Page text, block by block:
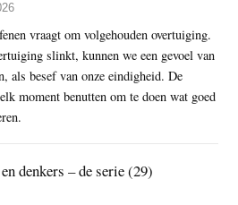
vraagt om volgehouden overtuiging.
slinkt, kunnen we een gevoel van
als besef van onze eindigheid. De
moment benutten om te doen wat goed
denkers – de serie (29)